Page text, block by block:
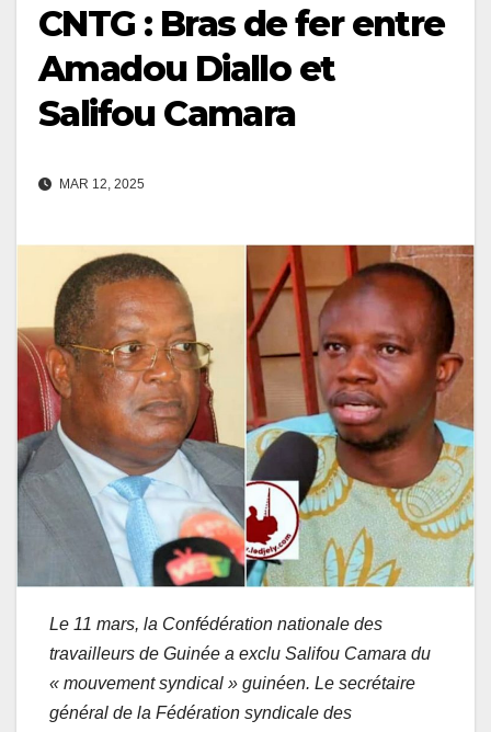
CNTG : Bras de fer entre
Amadou Diallo et
Salifou Camara
MAR 12, 2025
Le 11 mars, la Confédération nationale des
travailleurs de Guinée a exclu Salifou Camara du
« mouvement syndical » guinéen. Le secrétaire
général de la Fédération syndicale des